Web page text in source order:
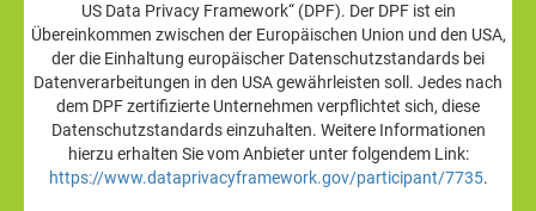
US Data Privacy Framework“ (DPF). Der DPF ist ein
Übereinkommen zwischen der Europäischen Union und den USA,
der die Einhaltung europäischer Datenschutzstandards bei
Datenverarbeitungen in den USA gewährleisten soll. Jedes nach
dem DPF zertifizierte Unternehmen verpflichtet sich, diese
Datenschutzstandards einzuhalten. Weitere Informationen
hierzu erhalten Sie vom Anbieter unter folgendem Link:
https://www.dataprivacyframework.gov/participant/7735.